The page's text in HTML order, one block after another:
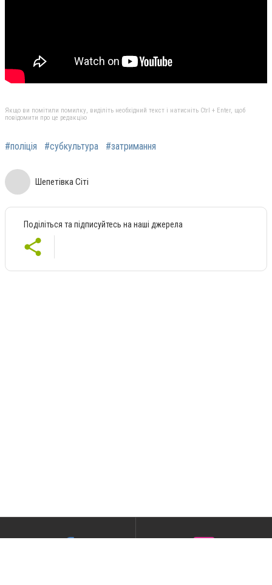
Якщо ви помітили помилку, виділіть необхідний текст і натисніть Ctrl + Enter, щоб
повідомити про це редакцію
#поліція #субкультура #затримання
Шепетівка Сіті
Поділіться та підписуйтесь на наші джерела